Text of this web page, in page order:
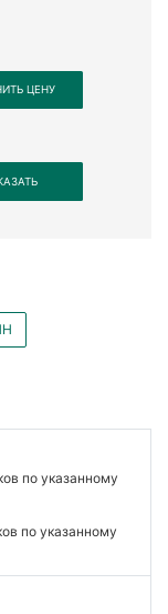
ЦЕНУ
по указанному
по указанному